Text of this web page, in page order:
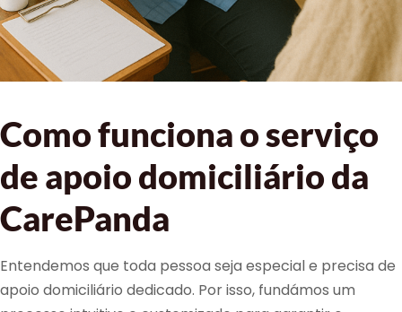
Como funciona o serviço
de apoio domiciliário da
CarePanda
Entendemos que toda pessoa seja especial e precisa de
apoio domiciliário dedicado. Por isso, fundámos um